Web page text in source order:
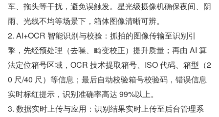
车、拖头等干扰，避免误触发。星光级摄像机确保夜间、阴
雨、光线不均等场景下，箱体图像清晰可辨。
2. AI+OCR 智能识别与校验：抓拍的图像传输至识别引
擎，先经预处理（去噪、畸变校正）提升质量；再由 AI 算
法定位箱号区域，OCR 技术提取箱号、ISO 代码、箱型（2
0 尺/40 尺）等信息；最后自动校验箱号校验码，错误信息
实时标红提示，识别准确率高达 99%以上。
3. 数据实时上传与应用：识别结果实时上传至后台管理系